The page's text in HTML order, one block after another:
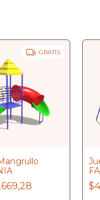
GRATIS